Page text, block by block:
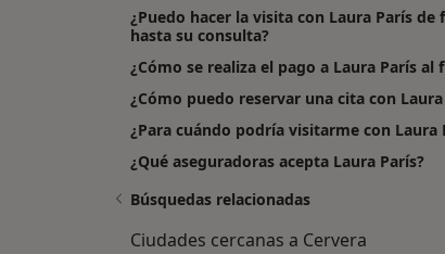
¿Puedo hacer la visita con Laura París
hasta su consulta?
¿Cómo se realiza el pago a Laura París al
¿Cómo puedo reservar una cita con Laura
¿Para cuándo podría visitarme con Laura
¿Qué aseguradoras acepta Laura París?
Búsquedas relacionadas
Ciudades cercanas a Cervera